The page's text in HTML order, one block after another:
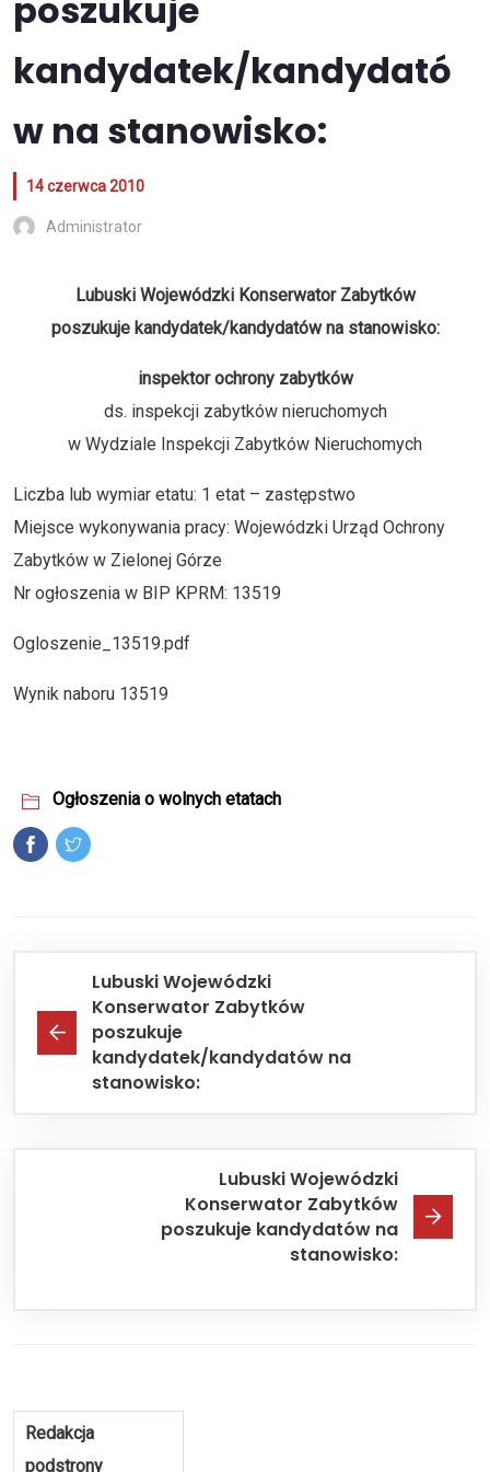
poszukuje
kandydatek/kandydató
w na stanowisko:
14 czerwca 2010
Administrator
Lubuski Wojewódzki Konserwator Zabytków
poszukuje kandydatek/kandydatów na stanowisko:
inspektor ochrony zabytków
ds. inspekcji zabytków nieruchomych
w Wydziale Inspekcji Zabytków Nieruchomych
Liczba lub wymiar etatu: 1 etat – zastępstwo
Miejsce wykonywania pracy: Wojewódzki Urząd Ochrony
Zabytków w Zielonej Górze
Nr ogłoszenia w BIP KPRM: 13519
Ogloszenie_13519.pdf
Wynik naboru 13519
Ogłoszenia o wolnych etatach
Lubuski Wojewódzki
Konserwator Zabytków
poszukuje
kandydatek/kandydatów na
stanowisko:
Lubuski Wojewódzki
Konserwator Zabytków
poszukuje kandydatów na
stanowisko:
Redakcja
podstrony